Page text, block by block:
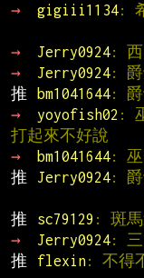
→
gigiii1134:
→
Jerry0924: 西
→
Jerry0924: 爵
推
bm1041644: 爵
→
yoyofish02 :
打起來不好說
→
bm1041644: 巫
推
Jerry0924: 爵
推
sc79129 : 斑馬
→
Jerry0924: 三
推
flexin: 不得